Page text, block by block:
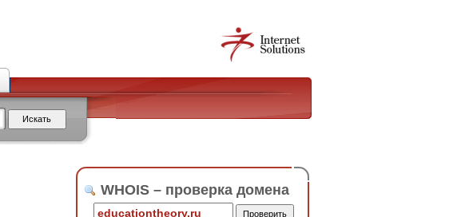
WHOIS – проверка домена